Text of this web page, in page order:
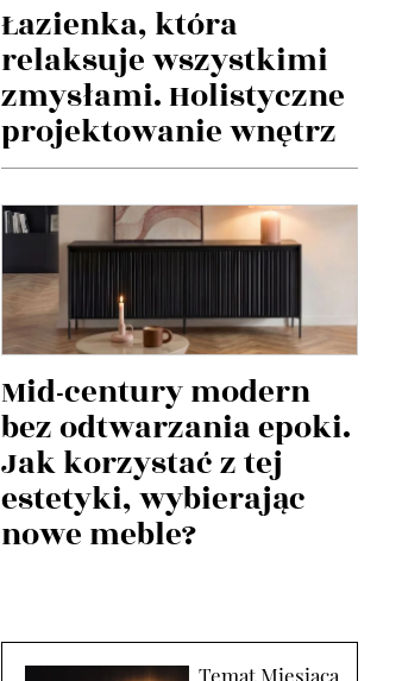
Łazienka, która
relaksuje wszystkimi
zmysłami. Holistyczne
projektowanie wnętrz
Mid-century modern
bez odtwarzania epoki.
Jak korzystać z tej
estetyki, wybierając
nowe meble?